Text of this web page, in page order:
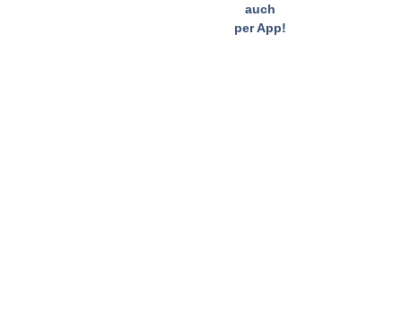
auch
per App!